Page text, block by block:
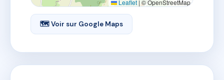
Leaflet | © OpenStreetMap
🗺 Voir sur Google Maps